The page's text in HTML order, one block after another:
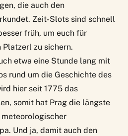
die auch den
Zeit-Slots sind schnell
früh, um euch für
Platzerl zu sichern.
etwa eine Stunde lang mit
rund um die Geschichte des
hier seit 1775 das
somit hat Prag die längste
meteorologischer
Und ja, damit auch den